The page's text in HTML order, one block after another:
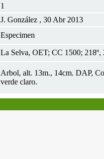
1
J. González , 30 Abr 2013
Especimen
La Selva, OET; CC 1500; 218º,
Arbol, alt. 13m., 14cm. DAP,
verde claro.